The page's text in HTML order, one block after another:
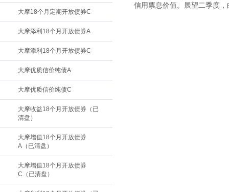
大摩18个月定期开放债券C
大摩添利18个月开放债券A
大摩添利18个月开放债券C
大摩优质信价纯债A
大摩优质信价纯债C
大摩收益18个月开放债券（已
清盘）
大摩增值18个月开放债券
A（已清盘）
大摩增值18个月开放债券
C（已清盘）
信用票息价值。展望二季度